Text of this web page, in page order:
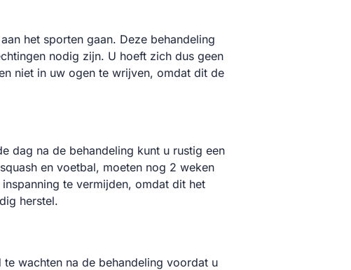
het sporten gaan. Deze behandeling
nodig zijn. U hoeft zich dus geen
niet in uw ogen te wrijven, omdat dit de
dag na de behandeling kunt u rustig een
en voetbal, moeten nog 2 weken
te vermijden, omdat dit het
herstel.
wachten na de behandeling voordat u